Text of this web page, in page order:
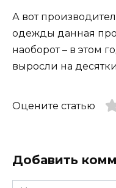
А вот
одежды данная
наоборот – в этом
выросли на
Оцените статью
Добавить